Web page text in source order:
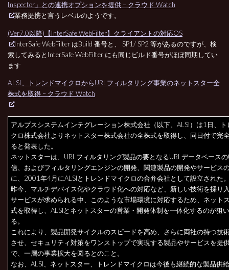
Inspector」との連携オプションを提供 – クラウド Watch
業務提携と言うレベルのようです。
(Ver7.0以降)【InterSafe WebFilter】クライアントの対応OS
InterSafe WebFilter はBuild 番号と、 SP1/ SP2 等があるのですが、検
索してみるとInterSafe WebFilter にも同じビルド番号がほぼ同期してい
ます
ALSI、トレンドマイクロからURLフィルタリング事業のネットスター全
株式を取得 – クラウド Watch
アルプスシステムインテグレーション株式会社（以下、ALSI）は1日、
クロ株式会社よりネットスター株式会社の全株式を取得し、同日付で完
ると発表した。
ネットスターは、URLフィルタリング製品の要となるURLデータベース
信、およびフィルタリングエンジンの開発、関連製品の開発やサービス
に、2001年4月にALSIとトレンドマイクロの合弁会社として設立された
昨今、マルチデバイス化やクラウド化への対応など、新しい技術を採り
サービスが求められる中、このような市場環境に対応するため、ネット
式を取得し、ALSIとネットスターの営業・開発体制を一体化するのが狙
る。
これにより、製品開発サイクルのスピードを高め、さらに両社の持つ技
させ、セキュリティ対策をワンストップで実現する製品やサービスを提
で、一層の事業拡大を図るとのこと。
なお、ALSI、ネットスター、トレンドマイクロは今後も継続的な製品供